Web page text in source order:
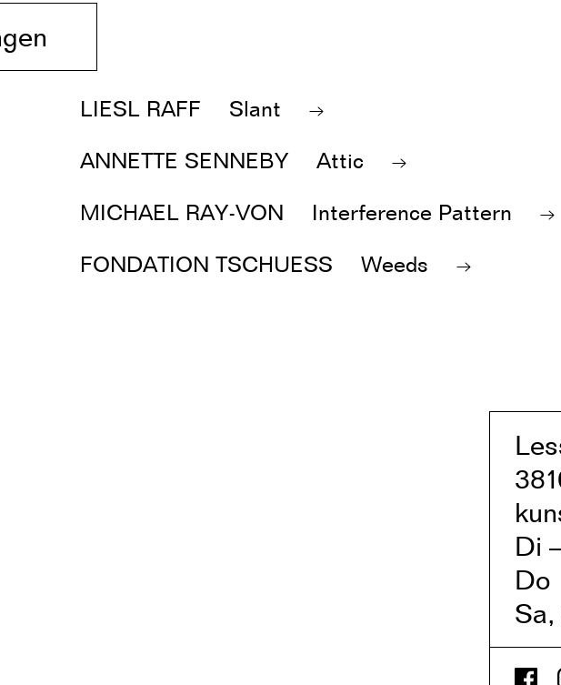
LIESL RAFF
Slant
ANNETTE SENNEBY
Attic
MICHAEL RAY-VON
Interference Pattern
FONDATION TSCHUESS Weeds
381
Di
Do